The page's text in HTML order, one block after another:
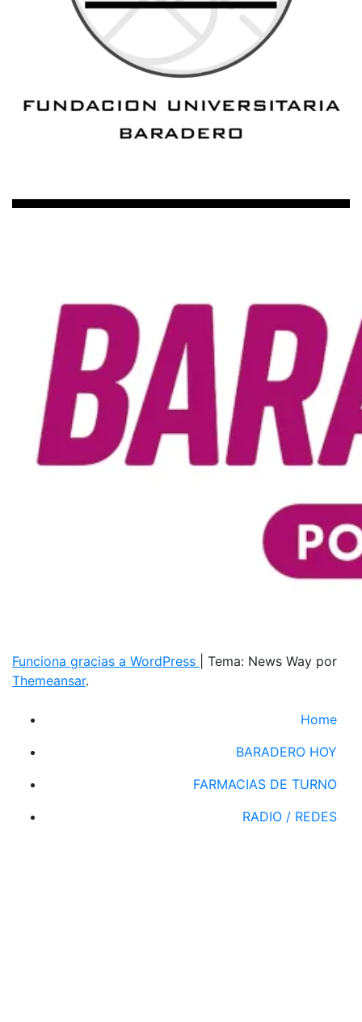
Funciona gracias a WordPress
Tema: News Way por
Themeansar.
Home
BARADERO HOY
FARMACIAS DE TURNO
RADIO / REDES